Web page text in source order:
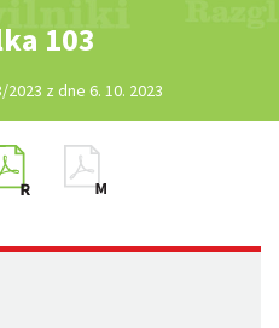
103
z dne 6. 10. 2023